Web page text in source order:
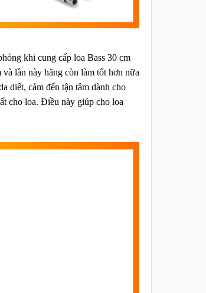
khi cung cấp loa Bass 30 cm
lần này hãng còn làm tốt hơn nữa
diết, cảm đến tận tâm dành cho
cho loa. Điều này giúp cho loa